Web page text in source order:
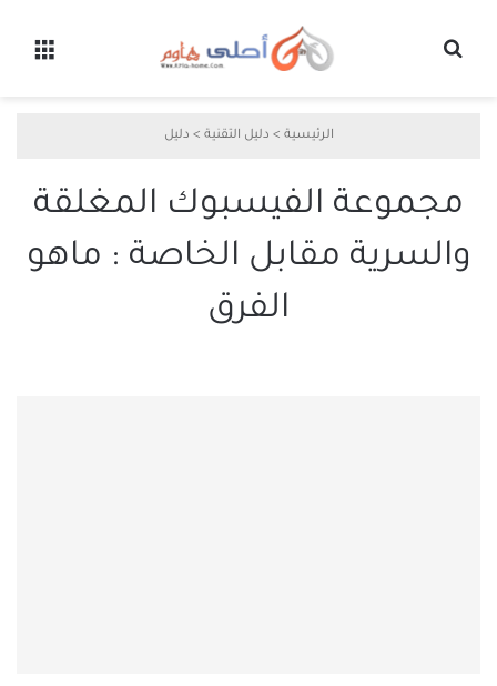
الرئيسية > دليل التقنية > دليل
مجموعة الفيسبوك المغلقة
والسرية مقابل الخاصة : ماهو
الفرق